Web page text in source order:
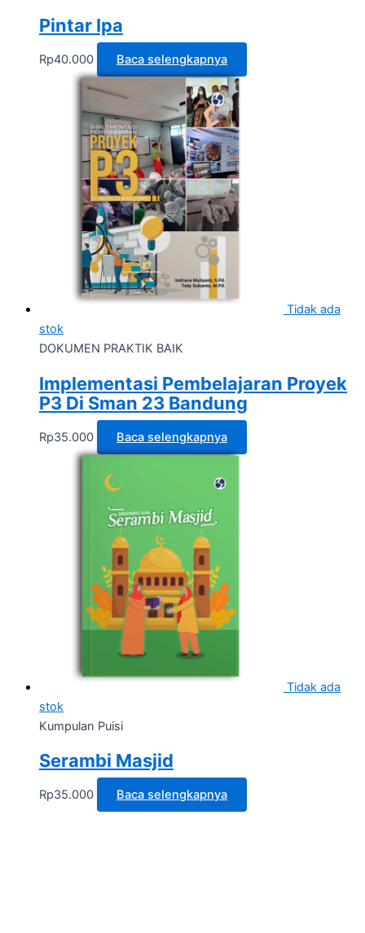
Pintar Ipa
Rp40.000 Baca selengkapnya
Tidak ada
stok
DOKUMEN PRAKTIK BAIK
Implementasi Pembelajaran Proyek
P3 Di Sman 23 Bandung
Rp35.000 Baca selengkapnya
Tidak ada
stok
Kumpulan Puisi
Serambi Masjid
Rp35.000 Baca selengkapnya